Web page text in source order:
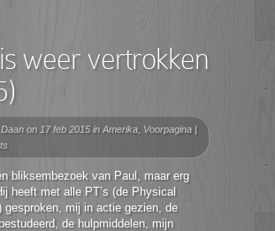
weer vertrokken
Daan on 17 feb 2015 in Amerika, Voorpagina |
bliksembezoek van Paul, maar erg
heeft met alle PT’s (de Physical
gesproken, mij in actie gezien, de
de hulpmiddelen, mijn